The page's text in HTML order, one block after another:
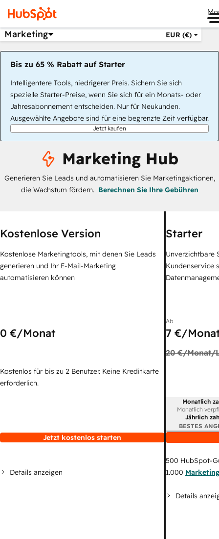
Marketing EUR (€)
Bis zu 65 % Rabatt auf Starter
Intelligentere Tools, niedrigerer Preis. Sichern Sie sich
spezielle Starter-Preise, wenn Sie sich für ein Monats- oder
Jahresabonnement entscheiden. Nur für Neukunden.
Ausgewählte Angebote sind für eine begrenzte Zeit verfügbar.
Jetzt kaufen
Marketing Hub
Generieren Sie Leads und automatisieren Sie Marketingaktionen,
die Wachstum fördern. Berechnen Sie Ihre Gebühren
Kostenlose Version
Kostenlose Marketingtools, mit denen Sie Leads
generieren und Ihr E-Mail-Marketing
automatisieren können
0 €/Monat
Kostenlos für bis zu 2 Benutzer. Keine Kreditkarte
erforderlich.
Jetzt kostenlos starten
Details anzeigen
Starter
Unverzichtbare
Kundenservice
Ab
7 €/
20 €/Monat/
Monatlich
Monatlich
Jährlich
BESTES
500 HubSpot-
1.000
Details